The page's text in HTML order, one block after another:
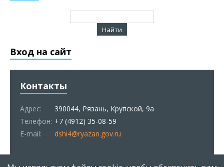
Вход на сайт
Контакты
Адрес:
390044, Рязань, Крупской, 9а
Телефон: +7 (4912) 35-08-59
E-mail:
dshi4@ryazan.gov.ru